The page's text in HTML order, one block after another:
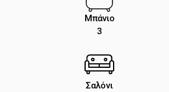
Μπάνιο
3
Σαλόνι